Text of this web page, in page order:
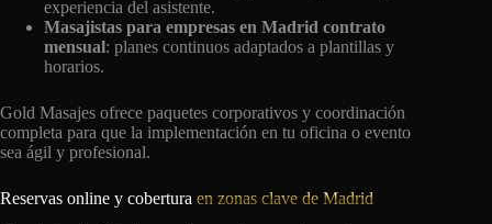
experiencia del asistente.
Masajistas para empresas en Madrid contrato
mensual: planes continuos adaptados a plantillas y
horarios.
Gold Masajes ofrece paquetes corporativos y coordinación
completa para que la implementación en tu oficina o evento
sea ágil y profesional.
Reservas online y cobertura en zonas clave de Madrid